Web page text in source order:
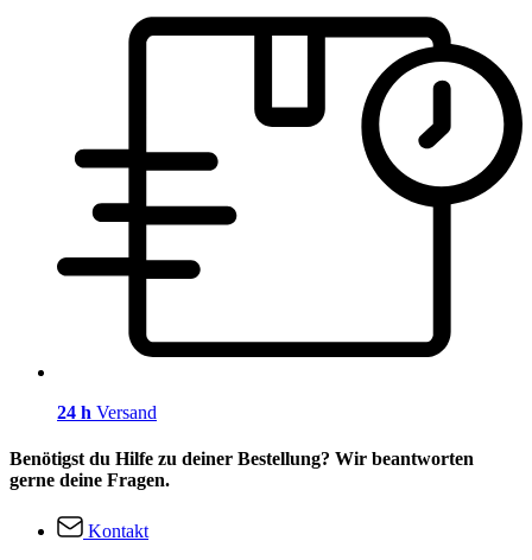
24 h Versand
Benötigst du Hilfe zu deiner Bestellung? Wir beantworten
gerne deine Fragen.
Kontakt